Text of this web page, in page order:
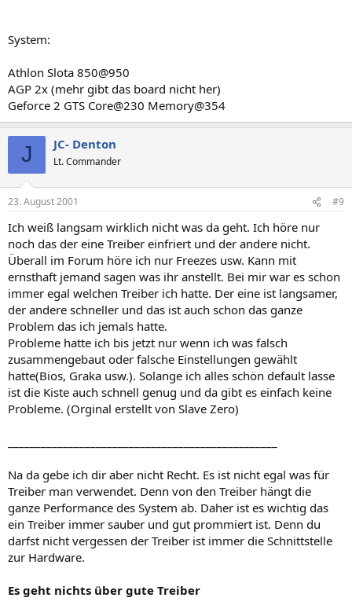
System:
Athlon Slota 850@950
AGP 2x (mehr gibt das board nicht her)
Geforce 2 GTS Core@230 Memory@354
J JC- Denton
Lt. Commander
23. August 2001 #9
Ich weiß langsam wirklich nicht was da geht. Ich höre nur
noch das der eine Treiber einfriert und der andere nicht.
Überall im Forum höre ich nur Freezes usw. Kann mit
ernsthaft jemand sagen was ihr anstellt. Bei mir war es schon
immer egal welchen Treiber ich hatte. Der eine ist langsamer,
der andere schneller und das ist auch schon das ganze
Problem das ich jemals hatte.
Probleme hatte ich bis jetzt nur wenn ich was falsch
zusammengebaut oder falsche Einstellungen gewählt
hatte(Bios, Graka usw.). Solange ich alles schön default lasse
ist die Kiste auch schnell genug und da gibt es einfach keine
Probleme. (Orginal erstellt von Slave Zero)
Na da gebe ich dir aber nicht Recht. Es ist nicht egal was für
Treiber man verwendet. Denn von den Treiber hängt die
ganze Performance des System ab. Daher ist es wichtig das
ein Treiber immer sauber und gut prommiert ist. Denn du
darfst nicht vergessen der Treiber ist immer die Schnittstelle
zur Hardware.
Es geht nichts über gute Treiber